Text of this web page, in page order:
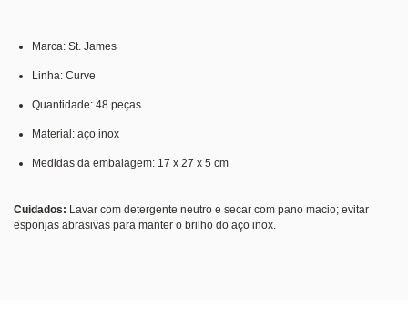
Marca: St. James
Linha: Curve
Quantidade: 48 peças
Material: aço inox
Medidas da embalagem: 17 x 27 x 5 cm
Cuidados: Lavar com detergente neutro e secar com pano macio; evitar
esponjas abrasivas para manter o brilho do aço inox.